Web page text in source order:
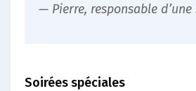
— Pierre, responsable
Soirées spéciales